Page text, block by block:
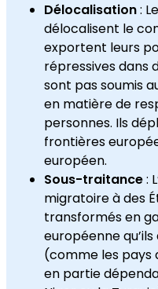
Délocalisation:
délocalisent le
exportent leurs
répressives dans
sont pas soumis
en matière de
personnes. Ils
frontières
européen.
Sous-traitance:
migratoire à des
transformés en
européenne
(comme les pays
en partie